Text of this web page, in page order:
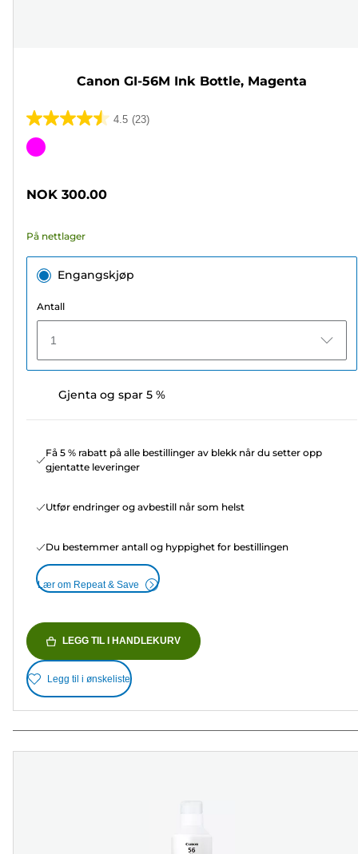
Canon GI-56M Ink Bottle, Magenta
4.5 (23)
4.5
av
23
Fargekassett
NOK 300.00
På nettlager
Engangskjøp
Antall
1
Gjenta og spar 5 %
Få 5 % rabatt på alle bestillinger av blekk når du setter opp
gjentatte leveringer
Utfør endringer og avbestill når som helst
Du bestemmer antall og hyppighet for bestillingen
Lær om Repeat & Save
LEGG TIL I HANDLEKURV
Legg til i ønskeliste